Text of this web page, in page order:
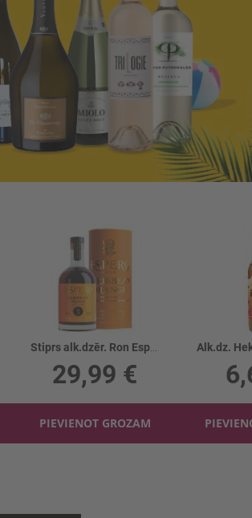
Stiprs alk.dzēr. Ron Espero Carib. Orange 40%
29,99 €
PIEVIENOT GROZAM